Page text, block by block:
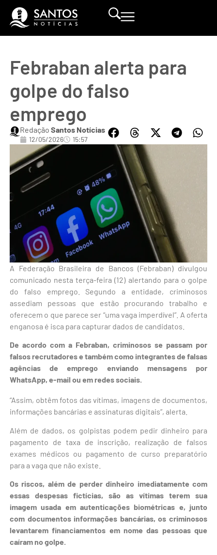
Febraban alerta para
golpe do falso
emprego
Redação Santos Notícias
12/05/2026 15:57
A Federação Brasileira de Bancos (Febraban) divulgou
comunicado nesta terça-feira (12) alertando para o golpe
do falso emprego. Segundo a entidade, criminosos
assediam pessoas que estão procurando trabalho e
oferecem o que parece ser “uma vaga imperdível”. A oferta
enganosa é isca para capturar dados de candidatos.
De acordo com a Febraban, criminosos se passam por
falsos recrutadores e também como integrantes de falsas
agências de emprego enviando mensagens por
WhatsApp, e-mail ou em redes sociais.
“Assim, obtêm fotos das vítimas, imagens de documentos,
informações bancárias e assinaturas digitais”, alerta.
Além de dados, os golpistas podem pedir dinheiro para
pagamento de taxa de inscrição, realização de falsos
exames médicos ou pagamento de curso preparatório
para a vaga que não existe.
Os riscos, além de perder dinheiro imediatamente com
essas despesas fictícias, são as vítimas terem sua
imagem usada em autenticações biométricas e, junto
com documentos informações bancárias, os criminosos
levantarem financiamentos em nome das pessoas que
caíram no golpe.